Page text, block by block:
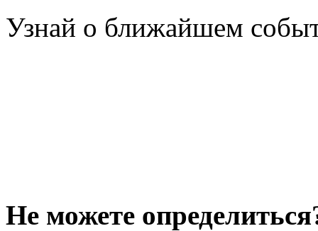
Узнай о ближайшем
Не можете